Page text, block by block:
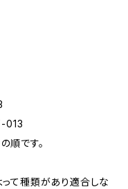
013
です。
て種類があり適合しな